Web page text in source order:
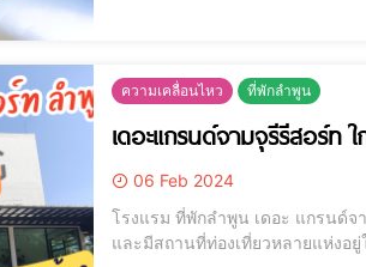
ความเคลื่อนไหว ที่พักลำพูน
เดอะแกรนด์จามจุรีรีสอร์ท
06 Feb 2024
โรงแรม ที่พักลำพูน เดอะ แกรนด์จามจุรี รีสอร์ท ใกล้สถานที่
และมีสถานที่ท่องเที่ยวหลายแห่งอยู่ใกล้เคียง ดังนี้ครับ - วัดจามเทวี: ห่างจากโรงแรม 1.7